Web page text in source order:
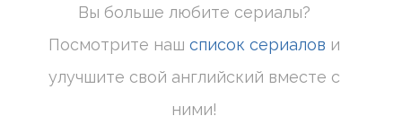
Вы больше любите сериалы?
Посмотрите наш список сериалов и
улучшите свой английский вместе с
ними!